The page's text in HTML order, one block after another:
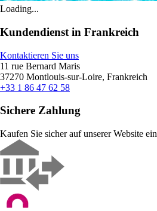
Loading...
Kundendienst in Frankreich
Kontaktieren Sie uns
11 rue Bernard Maris
37270 Montlouis-sur-Loire, Frankreich
+33 1 86 47 62 58
Sichere Zahlung
Kaufen Sie sicher auf unserer Website ein